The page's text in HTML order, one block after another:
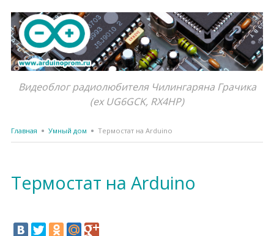
Видеоблог радиолюбителя Чилингаряна Грачика
(ex UG6GCK, RX4HP)
Главная Умный дом Термостат на Arduino
Термостат на Arduino